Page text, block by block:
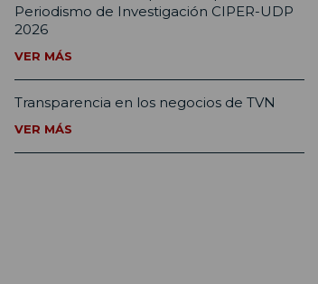
Periodismo de Investigación CIPER-UDP
2026
VER MÁS
Transparencia en los negocios de TVN
VER MÁS